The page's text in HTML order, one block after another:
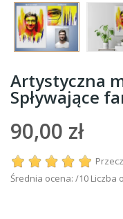
Artystyczna
Spływające
90,00 zł
Średnia ocena: /10 Liczba